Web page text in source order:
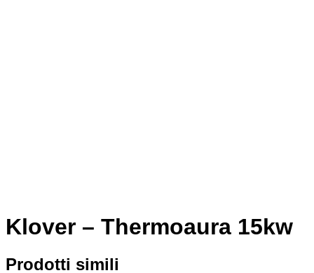
Klover – Thermoaura 15kw
Prodotti simili